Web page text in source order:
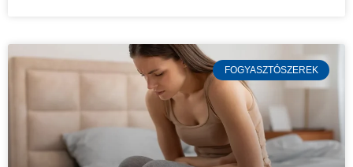
FOGYASZTÓSZEREK